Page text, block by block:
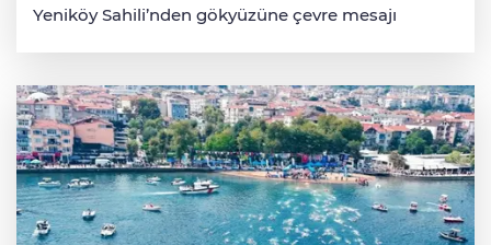
Yeniköy Sahili’nden gökyüzüne çevre mesajı